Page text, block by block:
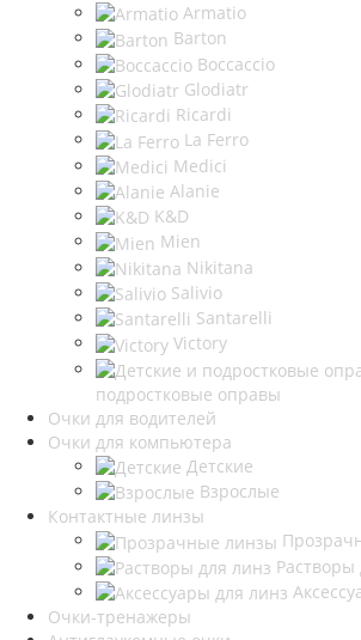
Armatio
Barton
Boccaccio
Glodiatr
Ricardi
La Ferro
Medici
Alanie
K&D
Mien
Nikitana
Salivio
Santarelli
Victory
подростковые оправы
Очки для водителей
Очки для компьютера
Детские
Взрослые
Контактные линзы
Растворы
Очки-тренажеры